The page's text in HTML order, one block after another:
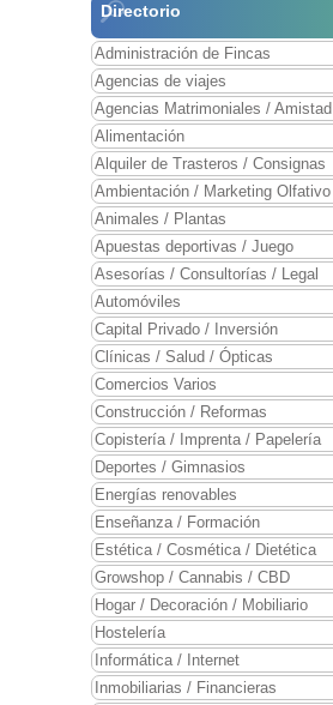
Directorio
Administración de Fincas
Agencias de viajes
Agencias Matrimoniales / Amistad
Alimentación
Alquiler de Trasteros / Consignas
Ambientación / Marketing Olfativo
Animales / Plantas
Apuestas deportivas / Juego
Asesorías / Consultorías / Legal
Automóviles
Capital Privado / Inversión
Clínicas / Salud / Ópticas
Comercios Varios
Construcción / Reformas
Copistería / Imprenta / Papelería
Deportes / Gimnasios
Energías renovables
Enseñanza / Formación
Estética / Cosmética / Dietética
Growshop / Cannabis / CBD
Hogar / Decoración / Mobiliario
Hostelería
Informática / Internet
Inmobiliarias / Financieras